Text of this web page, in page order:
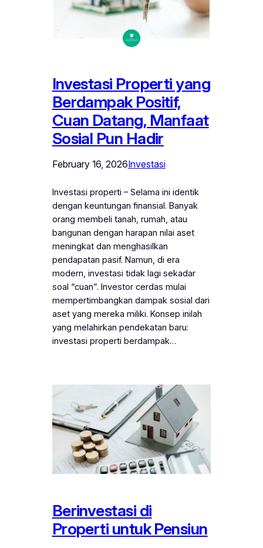
Investasi Properti yang
Berdampak Positif,
Cuan Datang, Manfaat
Sosial Pun Hadir
February 16, 2026Investasi
Investasi properti – Selama ini identik
dengan keuntungan finansial. Banyak
orang membeli tanah, rumah, atau
bangunan dengan harapan nilai aset
meningkat dan menghasilkan
pendapatan pasif. Namun, di era
modern, investasi tidak lagi sekadar
soal “cuan”. Investor cerdas mulai
mempertimbangkan dampak sosial dari
aset yang mereka miliki. Konsep inilah
yang melahirkan pendekatan baru:
investasi properti berdampak…
Berinvestasi di
Properti untuk Pensiun